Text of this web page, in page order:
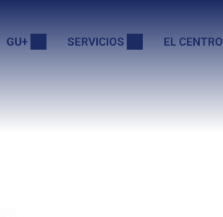
GU+ SERVICIOS EL CENTRO